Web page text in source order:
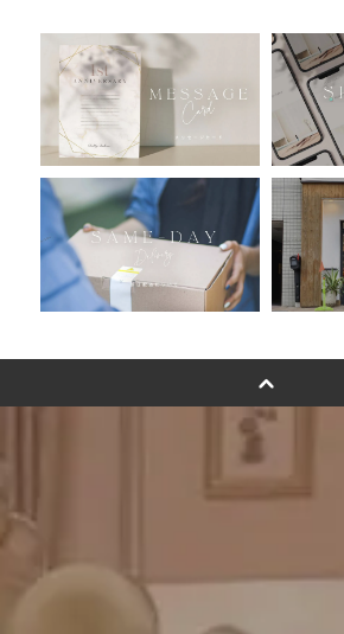
おすすめ商品
バルーン自動販売機
浮くバルーンオーダーメイド - coming
卓上バルーンオーダーメイド
ムーンリットバルーンについて
その他オーダーメイド
バルーンフラワーブーケについて
プリントフォント詳細＆使用例
お知らせ
成人式バルーン特集